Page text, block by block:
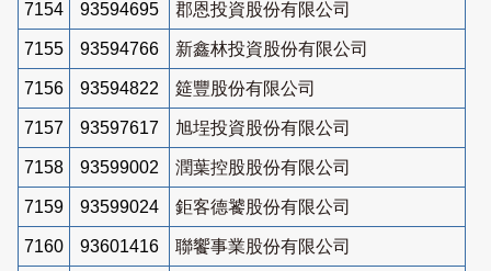
7154 93594695 郡恩投資股份有限公司
7155 93594766 新鑫林投資股份有限公司
7156 93594822 筵豐股份有限公司
7157 93597617 旭埕投資股份有限公司
7158 93599002 潤葉控股股份有限公司
7159 93599024 鉅客德饕股份有限公司
7160 93601416 聯饗事業股份有限公司